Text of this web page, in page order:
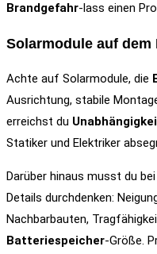
Brandgefahr-lass einen
Solarmodule auf dem
Achte auf Solarmodule, die
Ausrichtung, stabile
erreichst du
Statiker und Elektriker
Darüber hinaus musst du
Details durchdenken:
Nachbarbauten,
Batteriespeicher-Größe.